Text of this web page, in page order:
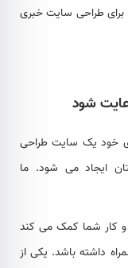
برای طراحی سایت خبری
شود
خود یک سایت طراحی
ایجاد می شود. ما
کار شما کمک می کند
داشته باشد. یکی از